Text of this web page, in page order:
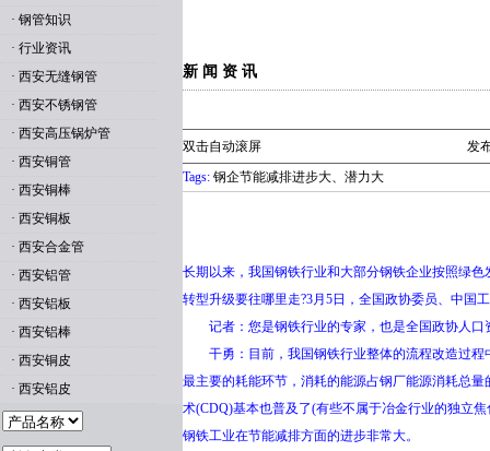
· 钢管知识
· 行业资讯
· 西安无缝钢管
· 西安不锈钢管
· 西安高压锅炉管
· 西安铜管
· 西安铜棒
· 西安铜板
· 西安合金管
· 西安铝管
· 西安铝板
· 西安铝棒
· 西安铜皮
· 西安铝皮
新 闻 资 讯
双击自动滚屏
发
Tags: 钢企节能减排进步大、潜力大
长期以来，我国钢铁行业和大部分钢铁企业按照绿
转型升级要往哪里走?3月5日，全国政协委员、中国
记者：您是钢铁行业的专家，也是全国政协人口
干勇：目前，我国钢铁行业整体的流程改造过程
最主要的耗能环节，消耗的能源占钢厂能源消耗总
术(CDQ)基本也普及了(有些不属于冶金行业的独立
钢铁工业在节能减排方面的进步非常大。